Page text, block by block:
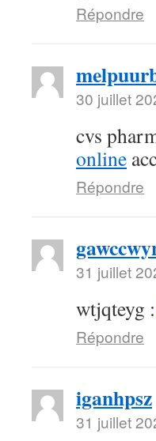
Répondre
30 juillet
cvs
online
Répondre
31 juillet
wtjqteyg :
Répondre
iganhpsz
31 juillet